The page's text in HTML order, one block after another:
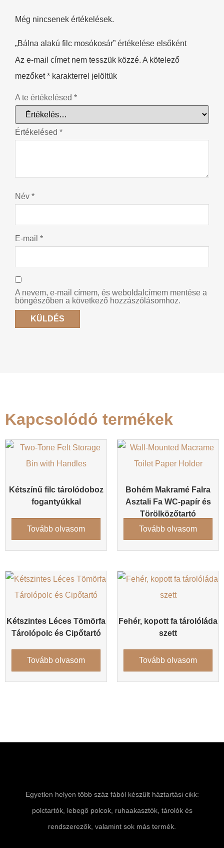
Még nincsenek értékelések.
„Bálna alakú filc mosókosár” értékelése elsőként
Az e-mail címet nem tesszük közzé. A kötelező
mezőket* karakterrel jelöltük
A te értékelésed *
Értékelésed *
Név *
E-mail *
A nevem, e-mail címem, és weboldalcímem mentése a
böngészőben a következő hozzászólásomhoz.
Kapcsolódó termékek
Kétszínű filc tárolódoboz
fogantyúkkal
Tovább olvasom
Bohém Makramé Falra
Asztali Fa WC-papír és
Törölközőtartó
Tovább olvasom
Kétszintes Léces Tömörfa
Tárolópolc és Cipőtartó
Tovább olvasom
Fehér, kopott fa tárolóláda
szett
Tovább olvasom
Egyetlen helyen több száz fából készült háztartási cikk:
polctartók, lebegő polcok, ruhaakasztók, tárolók és
rendszerezők, valamint sok más termék.